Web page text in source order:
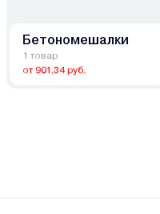
Бетономешалки
1 товар
от 901,34 руб.